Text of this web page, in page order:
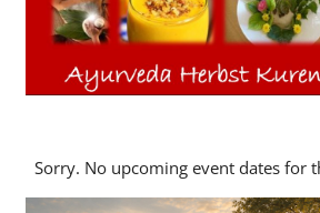
Sorry. No upcoming event dates for